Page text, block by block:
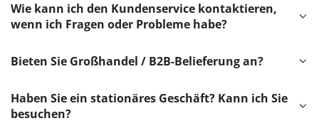
Wie kann ich den Kundenservice kontaktieren,
wenn ich Fragen oder Probleme habe?
Bieten Sie Großhandel / B2B-Belieferung an?
Haben Sie ein stationäres Geschäft? Kann ich Sie
besuchen?